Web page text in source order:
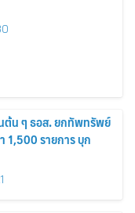
ต้น ๆ ธอส. ยกทัพทรัพย์
1,500 รายการ บุก